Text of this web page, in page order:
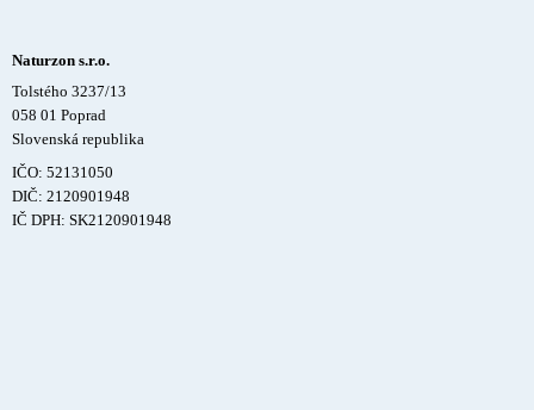
Naturzon s.r.o.
Tolstého 3237/13
058 01 Poprad
Slovenská republika
IČO: 52131050
DIČ: 2120901948
IČ DPH: SK2120901948